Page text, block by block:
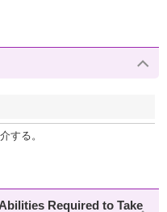
する。
Required to Take